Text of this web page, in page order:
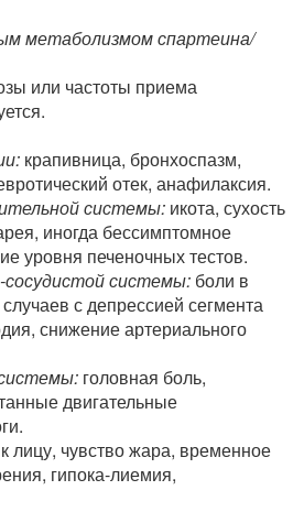
метаболизмом спартеина/
или частоты приема
крапивница, бронхоспазм,
отек, анафилаксия.
системы: икота, сухость
иногда бессимптомное
уровня печеночных тестов.
системы: боли в
с депрессией сегмента
снижение артериального
головная боль,
двигательные
лицу, чувство жара, временное
гипока-лиемия,